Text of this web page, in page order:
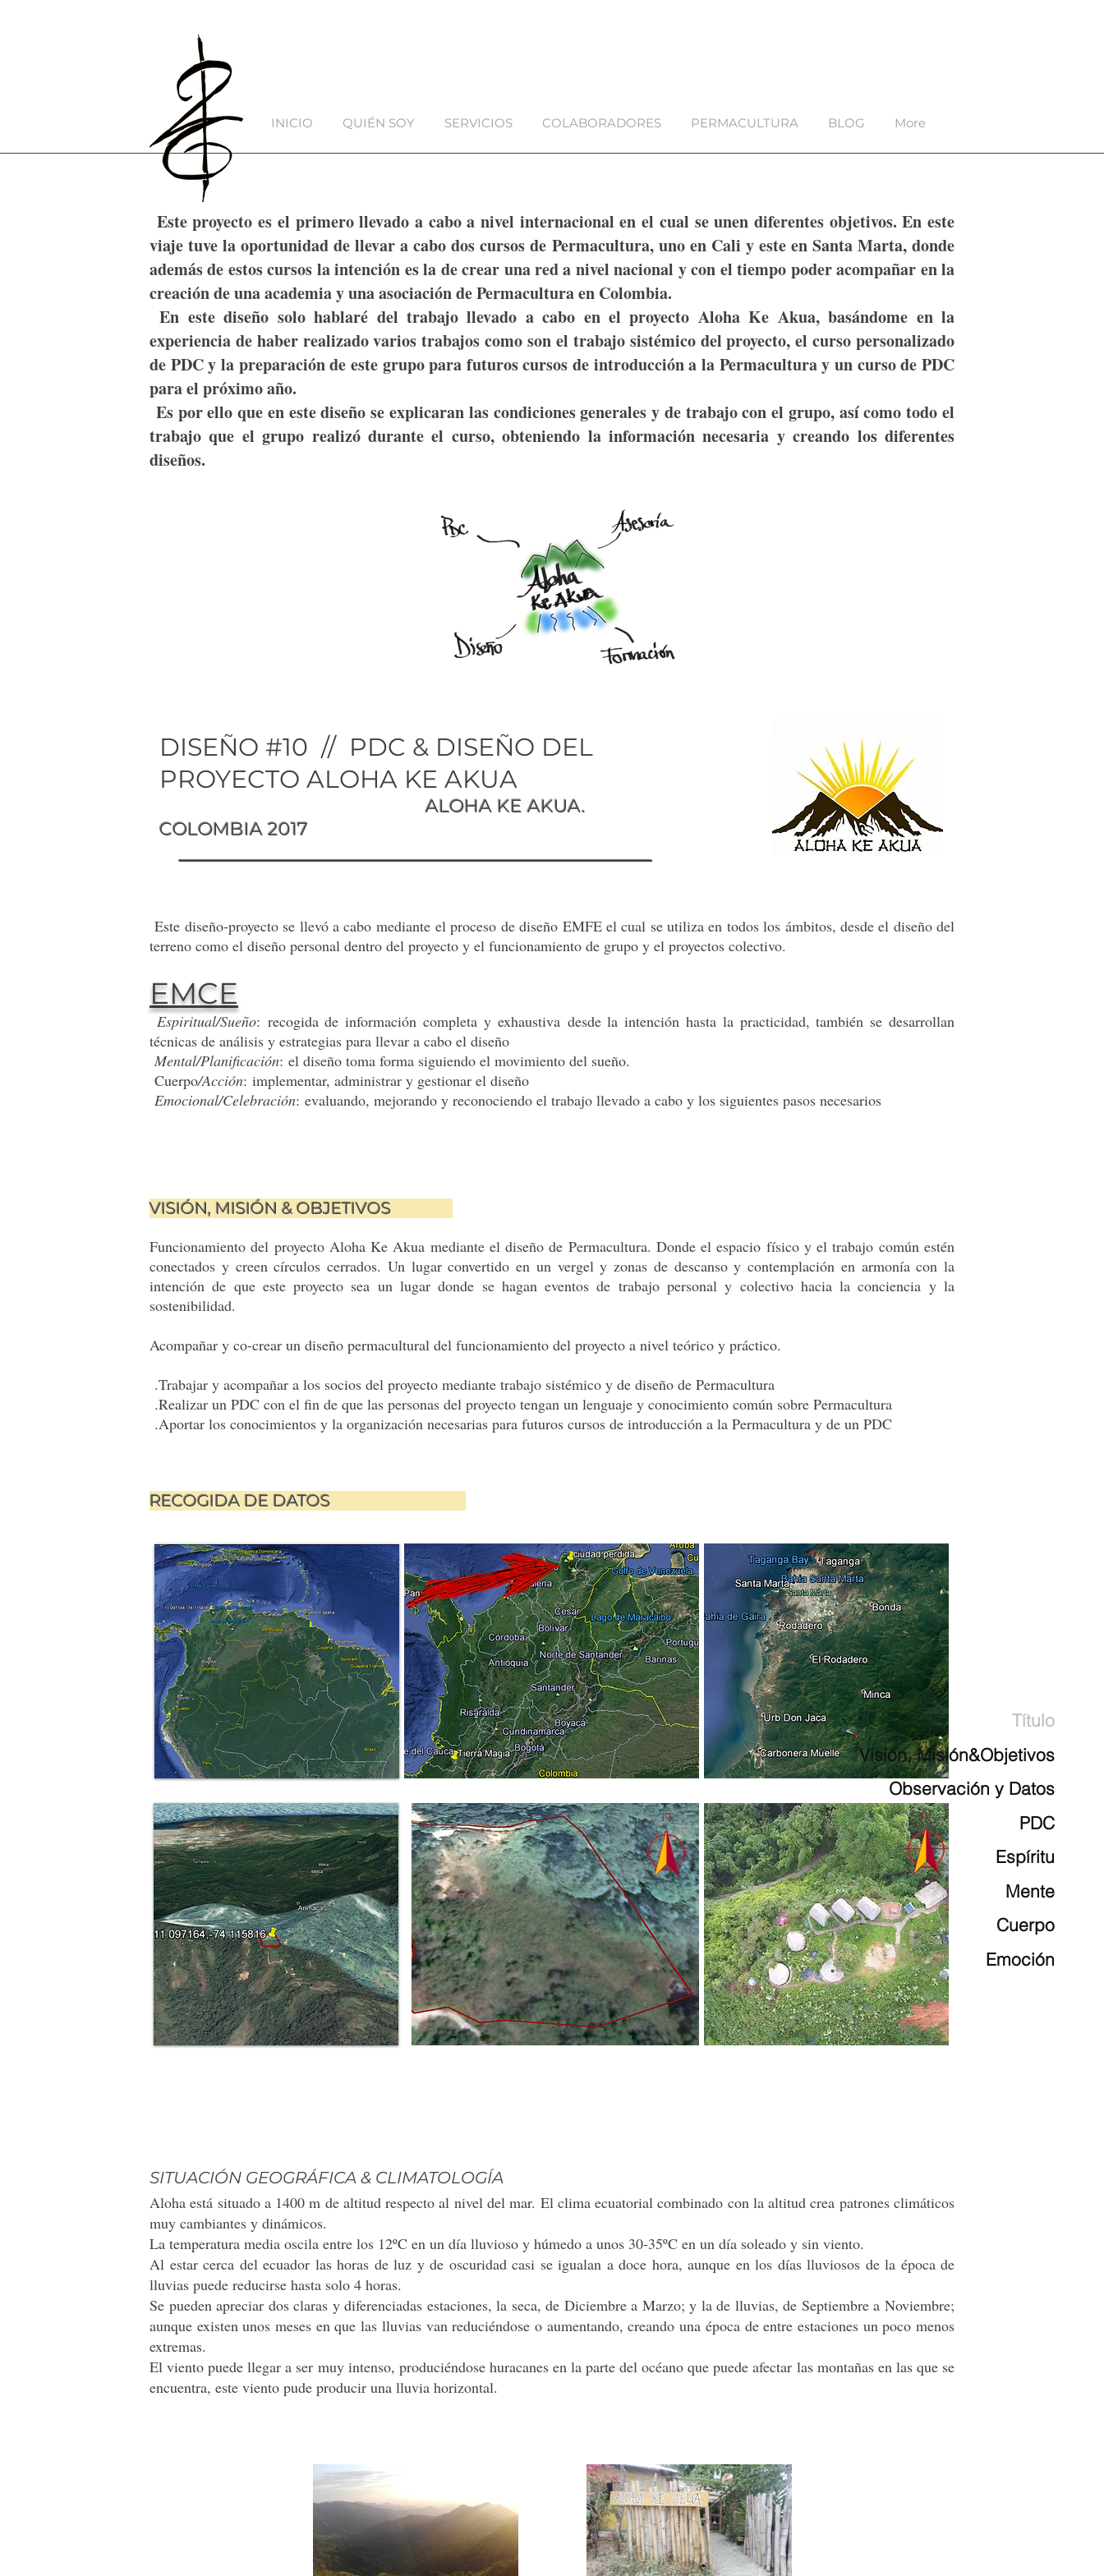
INICIO QUIÉN SOY SERVICIOS COLABORADORES PERMACULTURA BLOG More
Título
Visión, Misión&Objetivos
Observación y Datos
PDC
Espíritu
Mente
Cuerpo
Emoción
Este proyecto es el primero llevado a cabo a nivel internacional en el cual se unen diferentes objetivos. En este
viaje tuve la oportunidad de llevar a cabo dos cursos de Permacultura, uno en Cali y este en Santa Marta, donde
además de estos cursos la intención es la de crear una red a nivel nacional y con el tiempo poder acompañar en la
creación de una academia y una asociación de Permacultura en Colombia.
En este diseño solo hablaré del trabajo llevado a cabo en el proyecto Aloha Ke Akua, basándome en la
experiencia de haber realizado varios trabajos como son el trabajo sistémico del proyecto, el curso personalizado
de PDC y la preparación de este grupo para futuros cursos de introducción a la Permacultura y un curso de PDC
para el próximo año.
Es por ello que en este diseño se explicaran las condiciones generales y de trabajo con el grupo, así como todo el
trabajo que el grupo realizó durante el curso, obteniendo la información necesaria y creando los diferentes
diseños.
DISEÑO #10 // PDC & DISEÑO DEL
PROYECTO ALOHA KE AKUA
ALOHA KE AKUA.
COLOMBIA 2017
Este diseño-proyecto se llevó a cabo mediante el proceso de diseño EMFE el cual se utiliza en todos los ámbitos, desde el diseño del
terreno como el diseño personal dentro del proyecto y el funcionamiento de grupo y el proyectos colectivo.
EMCE
Espiritual/Sueño: recogida de información completa y exhaustiva desde la intención hasta la practicidad, también se desarrollan
técnicas de análisis y estrategias para llevar a cabo el diseño
Mental/Planificación: el diseño toma forma siguiendo el movimiento del sueño.
Cuerpo/Acción: implementar, administrar y gestionar el diseño
Emocional/Celebración: evaluando, mejorando y reconociendo el trabajo llevado a cabo y los siguientes pasos necesarios
VISIÓN, MISIÓN & OBJETIVOS
Funcionamiento del proyecto Aloha Ke Akua mediante el diseño de Permacultura. Donde el espacio físico y el trabajo común estén
conectados y creen círculos cerrados. Un lugar convertido en un vergel y zonas de descanso y contemplación en armonía con la
intención de que este proyecto sea un lugar donde se hagan eventos de trabajo personal y colectivo hacia la conciencia y la
sostenibilidad.
Acompañar y co-crear un diseño permacultural del funcionamiento del proyecto a nivel teórico y práctico.
.Trabajar y acompañar a los socios del proyecto mediante trabajo sistémico y de diseño de Permacultura
.Realizar un PDC con el fin de que las personas del proyecto tengan un lenguaje y conocimiento común sobre Permacultura
.Aportar los conocimientos y la organización necesarias para futuros cursos de introducción a la Permacultura y de un PDC
RECOGIDA DE DATOS
SITUACIÓN GEOGRÁFICA & CLIMATOLOGÍA
Aloha está situado a 1400 m de altitud respecto al nivel del mar. El clima ecuatorial combinado con la altitud crea patrones climáticos
muy cambiantes y dinámicos.
La temperatura media oscila entre los 12ºC en un día lluvioso y húmedo a unos 30-35ºC en un día soleado y sin viento.
Al estar cerca del ecuador las horas de luz y de oscuridad casi se igualan a doce hora, aunque en los días lluviosos de la época de
lluvias puede reducirse hasta solo 4 horas.
Se pueden apreciar dos claras y diferenciadas estaciones, la seca, de Diciembre a Marzo; y la de lluvias, de Septiembre a Noviembre;
aunque existen unos meses en que las lluvias van reduciéndose o aumentando, creando una época de entre estaciones un poco menos
extremas.
El viento puede llegar a ser muy intenso, produciéndose huracanes en la parte del océano que puede afectar las montañas en las que se
encuentra, este viento pude producir una lluvia horizontal.